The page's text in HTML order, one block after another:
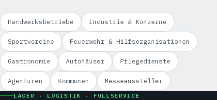
Handwerksbetriebe Industrie & Konzerne
Sportvereine Feuerwehr & Hilfsorganisationen
Gastronomie Autohäuser Pflegedienste
Agenturen Kommunen Messeaussteller
LAGER · LOGISTIK · FULLSERVICE